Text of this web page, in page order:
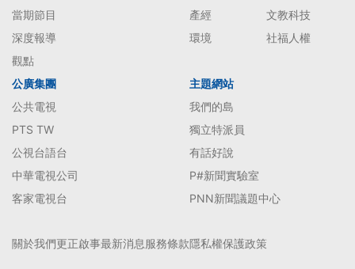
當期節目
深度報導
觀點
產經
文教科技
環境
社福人權
公廣集團
公共電視
PTS TW
公視台語台
中華電視公司
客家電視台
主題網站
我們的島
獨立特派員
有話好說
P#新聞實驗室
PNN新聞議題中心
關於我們更正啟事最新消息服務條款隱私權保護政策